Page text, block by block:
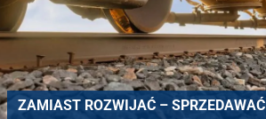
ZAMIAST ROZWIJAĆ – SPRZEDAWAĆ